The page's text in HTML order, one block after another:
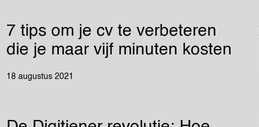
7 tips om je cv te verbeteren
die je maar vijf minuten kosten
18 augustus 2021